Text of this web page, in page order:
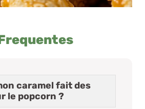
caramel fait des
le popcorn ?